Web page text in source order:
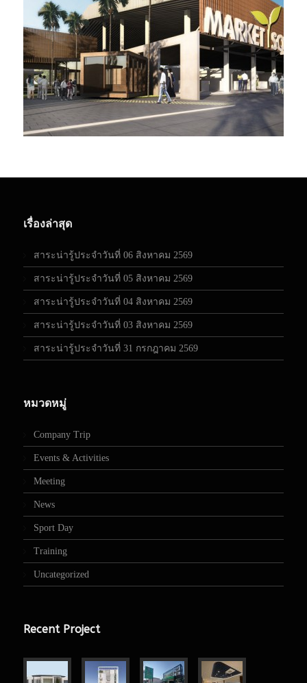
เรื่องล่าสุด
สาระน่ารู้ประจำวันที่ 06 สิงหาคม 2569
สาระน่ารู้ประจำวันที่ 05 สิงหาคม 2569
สาระน่ารู้ประจำวันที่ 04 สิงหาคม 2569
สาระน่ารู้ประจำวันที่ 03 สิงหาคม 2569
สาระน่ารู้ประจำวันที่ 31 กรกฎาคม 2569
หมวดหมู่
Company Trip
Events & Activities
Meeting
News
Sport Day
Training
Uncategorized
Recent Project